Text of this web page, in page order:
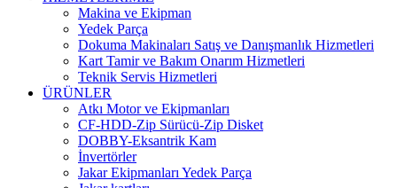
Makina ve Ekipman
Yedek Parça
Dokuma Makinaları Satış ve Danışmanlık Hizmetleri
Kart Tamir ve Bakım Onarım Hizmetleri
Teknik Servis Hizmetleri
ÜRÜNLER
Atkı Motor ve Ekipmanları
CF-HDD-Zip Sürücü-Zip Disket
DOBBY-Eksantrik Kam
İnvertörler
Jakar Ekipmanları Yedek Parça